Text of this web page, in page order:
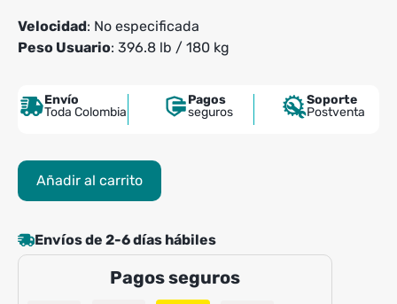
Velocidad: No especificada
Peso Usuario: 396.8 lb / 180 kg
Envío
Toda Colombia
Pagos
seguros
Soporte
Postventa
Trotadora
Evolution
Advanced
cantidad
Añadir al carrito
Envíos de 2-6 días hábiles
Pagos seguros